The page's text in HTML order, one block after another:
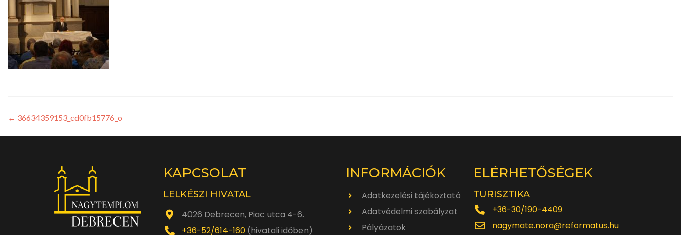
← 36634359153_cd0fb15776_o
KAPCSOLAT
LELKÉSZI HIVATAL
4026 Debrecen, Piac utca 4-6.
+36-52/614-160 (hivatali időben)
INFORMÁCIÓK
Adatkezelési tájékoztató
Adatvédelmi szabályzat
Pályázatok
ELÉRHETŐSÉGEK
TURISZTIKA
+36-30/190-4409
nagymate.nora@reformatus.hu